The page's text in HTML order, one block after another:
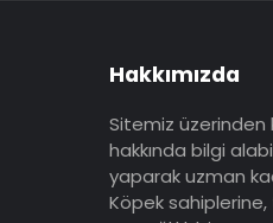
Hakkımızda
Sitemiz üzerinden
hakkında bilgi
yaparak uzman
Köpek